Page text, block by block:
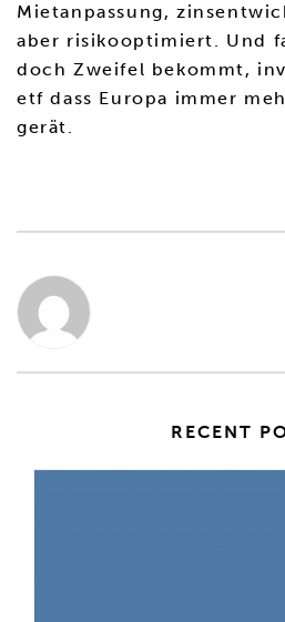
Mietanpassung,
aber risikooptimiert. Und
doch Zweifel bekommt,
etf dass Europa immer
gerät.
RECENT